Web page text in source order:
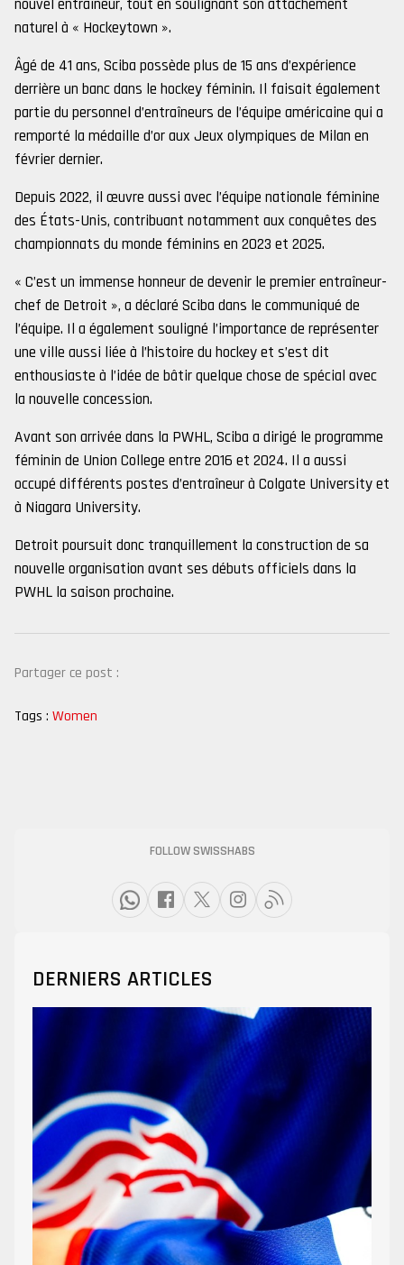
nouvel entraîneur, tout en soulignant son attachement
naturel à « Hockeytown ».
Âgé de 41 ans, Sciba possède plus de 15 ans d’expérience
derrière un banc dans le hockey féminin. Il faisait également
partie du personnel d’entraîneurs de l’équipe américaine qui a
remporté la médaille d’or aux Jeux olympiques de Milan en
février dernier.
Depuis 2022, il œuvre aussi avec l’équipe nationale féminine
des États-Unis, contribuant notamment aux conquêtes des
championnats du monde féminins en 2023 et 2025.
« C’est un immense honneur de devenir le premier entraîneur-
chef de Detroit », a déclaré Sciba dans le communiqué de
l’équipe. Il a également souligné l’importance de représenter
une ville aussi liée à l’histoire du hockey et s’est dit
enthousiaste à l’idée de bâtir quelque chose de spécial avec
la nouvelle concession.
Avant son arrivée dans la PWHL, Sciba a dirigé le programme
féminin de Union College entre 2016 et 2024. Il a aussi
occupé différents postes d’entraîneur à Colgate University et
à Niagara University.
Detroit poursuit donc tranquillement la construction de sa
nouvelle organisation avant ses débuts officiels dans la
PWHL la saison prochaine.
Partager ce post :
Tags : Women
FOLLOW SWISSHABS
DERNIERS ARTICLES